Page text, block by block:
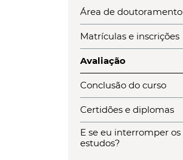
Área de doutoramento
Matrículas e inscrições
Avaliação
Conclusão do curso
Certidões e diplomas
E se eu interromper os
estudos?